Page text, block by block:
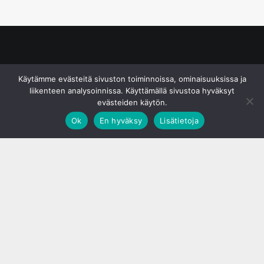
Käytämme evästeitä sivuston toiminnoissa, ominaisuuksissa ja
liikenteen analysoinnissa. Käyttämällä sivustoa hyväksyt
evästeiden käytön.
Ok
En hyväksy Lisätietoja